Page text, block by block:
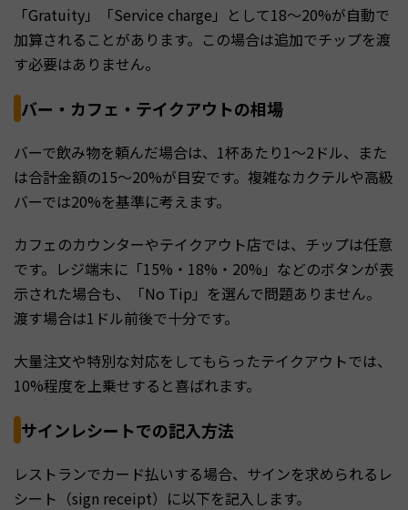
「Gratuity」「Service charge」として18〜20%が自動で
加算されることがあります。この場合は追加でチップを渡
す必要はありません。
バー・カフェ・テイクアウトの相場
バーで飲み物を頼んだ場合は、1杯あたり1〜2ドル、また
は合計金額の15〜20%が目安です。複雑なカクテルや高級
バーでは20%を基準に考えます。
カフェのカウンターやテイクアウト店では、チップは任意
です。レジ端末に「15%・18%・20%」などのボタンが表
示された場合も、「No Tip」を選んで問題ありません。
渡す場合は1ドル前後で十分です。
大量注文や特別な対応をしてもらったテイクアウトでは、
10%程度を上乗せすると喜ばれます。
サインレシートでの記入方法
レストランでカード払いする場合、サインを求められるレ
シート（sign receipt）に以下を記入します。